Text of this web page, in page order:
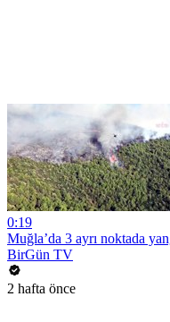
0:19
Muğla’da 3 ayrı noktada
BirGün TV
2 hafta önce